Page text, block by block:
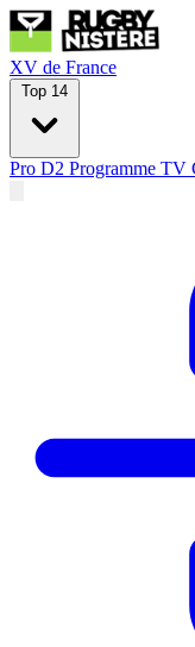
XV de France
Top 14
Pro D2 Programme TV